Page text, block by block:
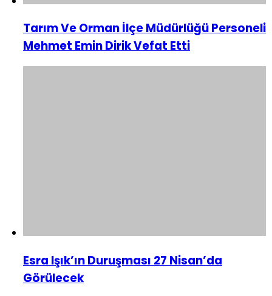
Tarım Ve Orman İlçe Müdürlüğü Personeli
Mehmet Emin Dirik Vefat Etti
Esra Işık’ın Duruşması 27 Nisan’da
Görülecek